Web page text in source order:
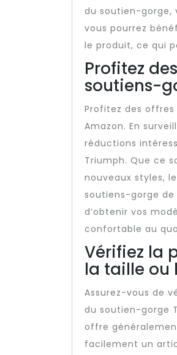
du soutien-gorge,
vous pourrez
le produit, ce qui
Profitez
soutiens-
Profitez des
Amazon. En
réductions
Triumph. Que ce
nouveaux styles,
soutiens-gorge de
d’obtenir vos
confortable au
Vérifiez la
la taille ou
Assurez-vous de
du soutien-gorge
offre
facilement un